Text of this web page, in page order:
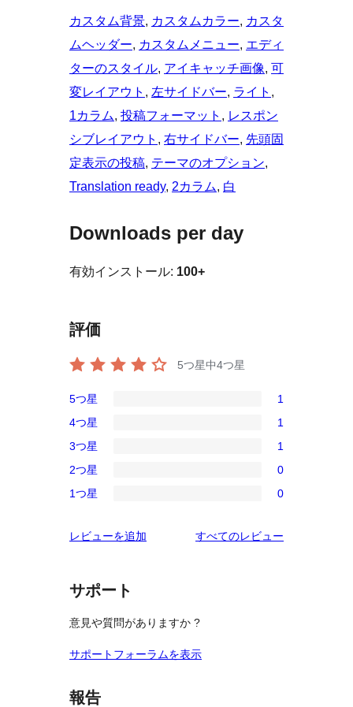
カスタム背景, カスタムカラー, カスタ
ムヘッダー, カスタムメニュー, エディ
ターのスタイル, アイキャッチ画像, 可
変レイアウト , 左サイドバー, ライト
1カラム, 投稿フォーマット , レスポン
シブレイアウト , 右サイドバー, 先頭固
定表示の投稿, テーマのオプション
Translation ready, 2カラム, 白
Downloads per day
有効インストール: 100+
評価
5つ星中4つ星
5-
星
レ
ビ
ー
5つ星 1
4-
星
レ
ュ
4つ星 1
3-
星
ビ
3つ星 1
2-
レ
ュ
ー
2つ星 0
星
ビ
ー
1つ星 0
レビューを追加 すべてのレビュー
サポート
意見や質問がありますか ?
サポートフォーラムを表示
報告